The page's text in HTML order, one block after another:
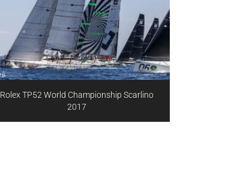
Rolex TP52 World Championship Scarlino
2017